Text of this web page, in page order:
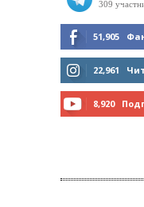
51,905
22,961
8,920